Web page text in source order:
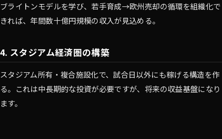
ブライトンモデルを学び、若手育成→欧州売却の循環を組織化で
きれば、年間数十億円規模の収入が見込める。
4. スタジアム経済圏の構築
スタジアム所有・複合施設化で、試合日以外にも稼げる構造を作
る。これは中長期的な投資が必要ですが、将来の収益基盤になり
ます。